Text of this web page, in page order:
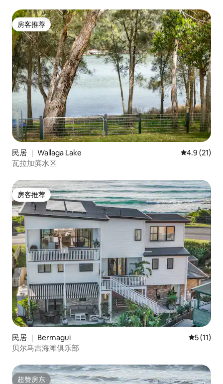
房客推荐
房客推荐
民居 ｜ Wallaga Lake 平均评分
4.9 (21)
瓦拉加滨水区
房客推荐
房客推荐
民居 ｜ Bermagui 平均评分
5 (11)
贝尔马吉海滩俱乐部
超赞房东